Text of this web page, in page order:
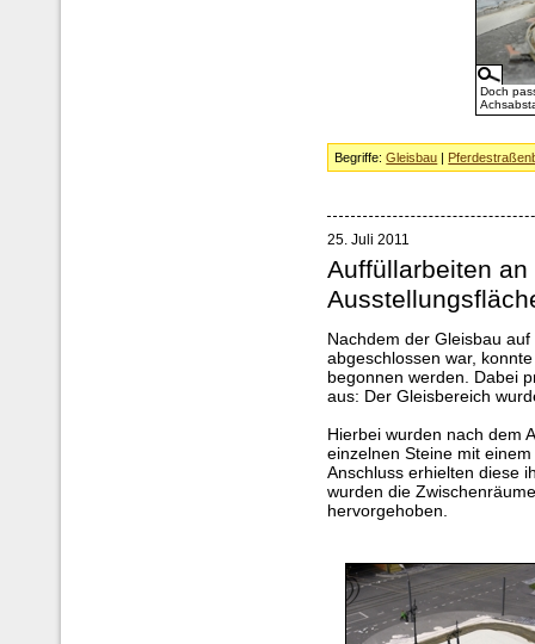
Doch
Begriffe:Gleisbau |
25. Juli 2011
Auffüllarbeiten
Nachdem der Gleisbau
abgeschlossen war,
begonnen werden. Dabei
aus: Der Gleisbereich
Hierbei wurden nach dem
einzelnen Steine mit
Anschluss erhielten diese
wurden die
hervorgehoben.